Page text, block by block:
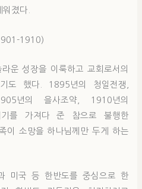
졌다.
1910)
운 성장을 이룩하고 교회로서의
도 했다. 1895년의 청일전쟁,
년의 을사조약, 1910년의
를 가져다 준 참으로 불행한
이 소망을 하나님께만 두게 하는
미국 등 한반도를 중심으로 한